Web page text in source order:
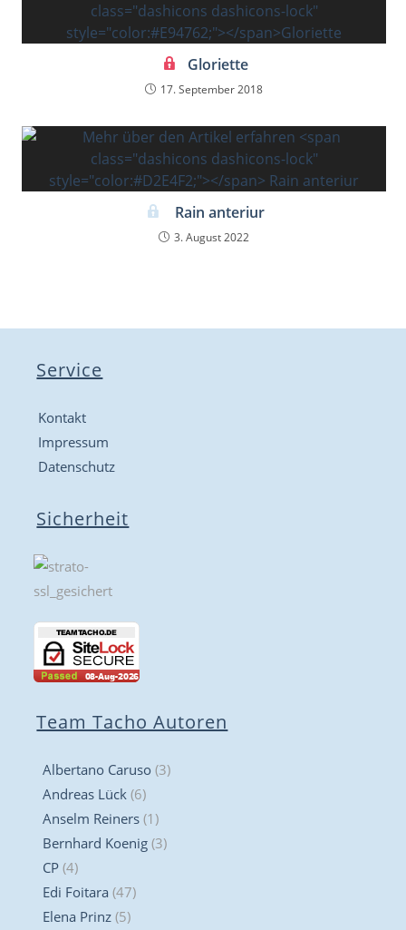
Gloriette
17. September 2018
Rain anteriur
3. August 2022
Service
Kontakt
Impressum
Datenschutz
Sicherheit
Team Tacho Autoren
Albertano Caruso (3)
Andreas Lück (6)
Anselm Reiners (1)
Bernhard Koenig (3)
CP (4)
Edi Foitara (47)
Elena Prinz (5)